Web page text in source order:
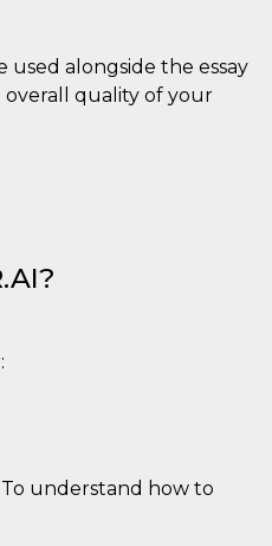
used alongside the essay
quality of your
To understand how to